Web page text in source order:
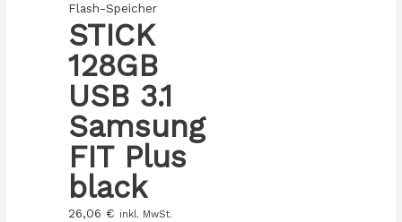
Flash-Speicher
STICK
128GB
USB 3.1
Samsung
FIT Plus
black
26,06 € inkl. MwSt.